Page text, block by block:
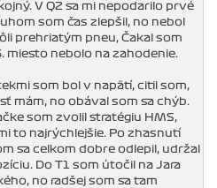
V Q2 sa mi nepodarilo prvé
som čas zlepšil, no nebol
prehriatým pneu, Čakal som
miesto nebolo na zahodenie.
som bol v napätí, citil som,
mám, no obával som sa chýb.
som zvolil stratégiu HMS,
to najrýchlejšie. Po zhasnutí
sa celkom dobre odlepil, udržal
Do T1 som útočil na Jara
no radšej som sa tam